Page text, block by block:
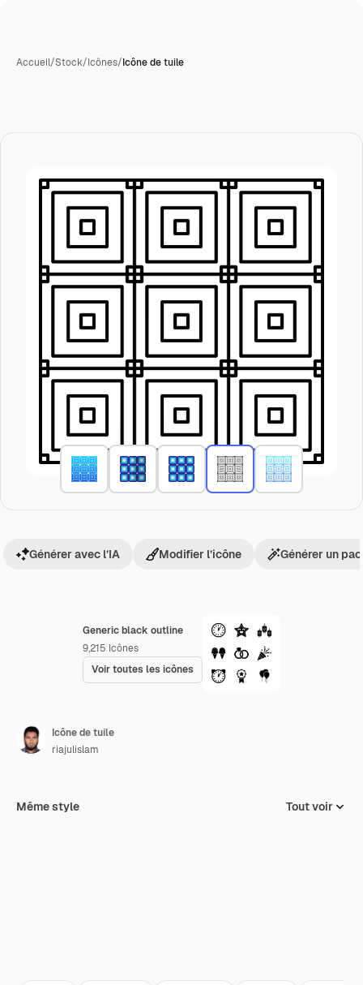
Accueil/Stock/Icônes/Icône de tuile
Generic black outline
9,215 Icônes
Voir toutes les icônes
Générer avec l’IA Modifier l’icône Générer un
Icône de tuile
riajulislam
Même style Tout voir